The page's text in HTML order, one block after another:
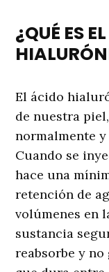
¿QUÉ ES
El ácido
de nuestra
normalmente
Cuando se
hace una
retención de
volúmenes en
sustancia
reabsorbe y